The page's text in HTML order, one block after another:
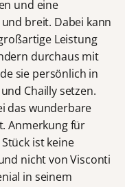
und eine
breit. Dabei kann
Leistung
durchaus mit
sie persönlich in
Chailly setzen.
das wunderbare
Anmerkung für
ist keine
nicht von Visconti
in seinem